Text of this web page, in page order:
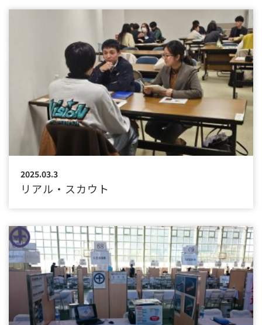
2025.03.3
リアル・スカウト